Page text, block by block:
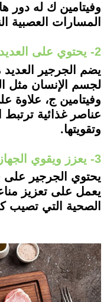
وفيتامين ك له دور
المسارات العصبية
2- يحتوي على العديد من المعادن والفيتامينات
يضم الجرجير العديد
لجسم الإنسان مثل
وفيتامين ج، علاوة
عناصر غذائية ترتبط
وتقويتها.
3- يعزز ويقوي الجهاز المناعي
يحتوي الجرجير على
يعمل على تعزيز
الصحية التي تصيب